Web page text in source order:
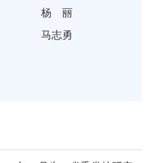
杨丽
马志勇